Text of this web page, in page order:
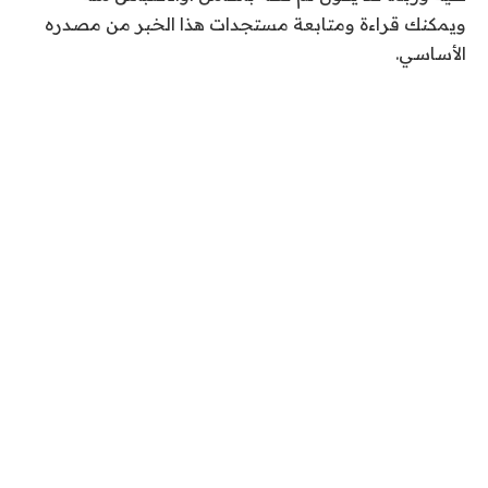
0
2
ويمكنك قراءة ومتابعة مستجدات هذا الخبر من مصدره
الأساسي.